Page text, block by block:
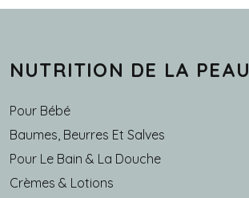
NUTRITION DE LA PEAU
Pour Bébé
Baumes, Beurres Et Salves
Pour Le Bain & La Douche
Crèmes & Lotions